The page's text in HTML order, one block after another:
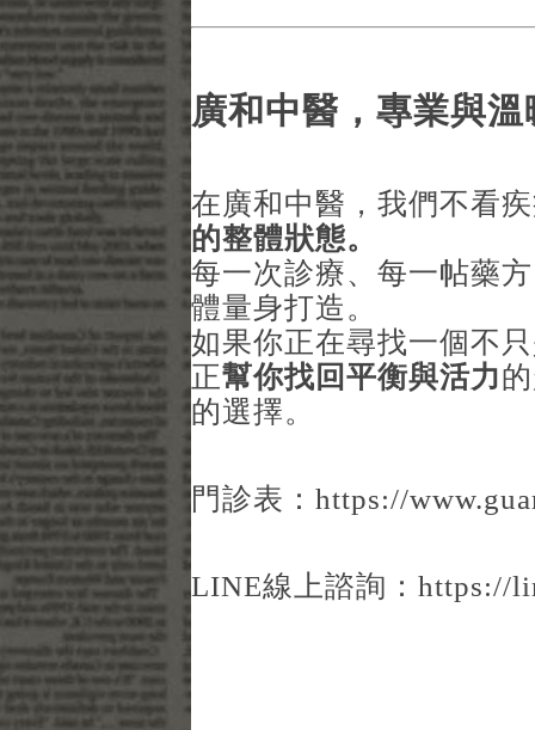
廣和中醫，專業與
在廣和中醫，我們不看
的整體狀態。
每一次診療、每一帖藥
體量身打造。
如果你正在尋找一個不
正幫你找回平衡與活力
的選擇。
門診表： https://
LINE線上諮詢： https://